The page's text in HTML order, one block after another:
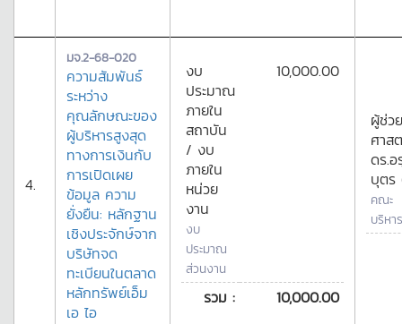
4.
มจ.2-68-020
ความสัมพันธ์
ระหว่าง
คุณลักษณะของ
ผู้บริหารสูงสุด
ทางการเงินกับ
การเปิดเผย
ข้อมูล ความ
ยั่งยืน: หลักฐาน
เชิงประจักษ์จาก
บริษัทจด
ทะเบียนในตลาด
หลักทรัพย์เอ็ม
เอ ไอ
งบ
ประมาณ
ภายใน
สถาบัน
/ งบ
ภายใน
หน่วย
งาน
งบ
ประมาณ
ส่วนงาน
10,000.00
รวม : 10,000.00
ผู้ช่วย
ศาส
ดร.
บุตร
คณะ
บริหา